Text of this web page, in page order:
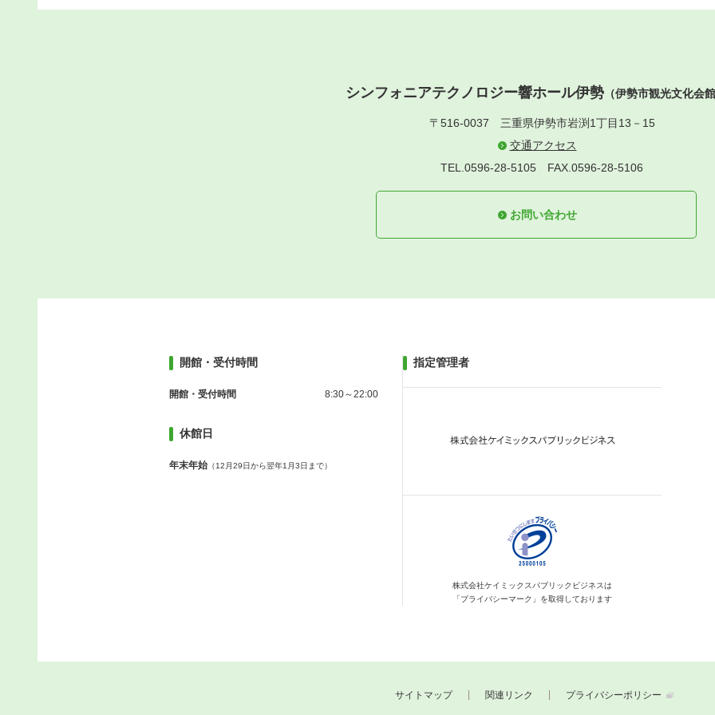
シンフォニアテクノロジー響ホール伊勢 （伊勢市観光文化会
〒516-0037 三重県伊勢市岩渕1丁目13－15
交通アクセス
TEL.0596-28-5105 FAX.0596-28-5106
お問い合わせ
開館・受付時間
開館・受付時間 8:30～22:00
休館日
年末年始 （12月29日から翌年1月3日まで）
指定管理者
株式会社ケイミックス パブリックビジネスは
「プライバシーマーク」を取得しております
サイトマップ 関連リンク プライバシーポリシー